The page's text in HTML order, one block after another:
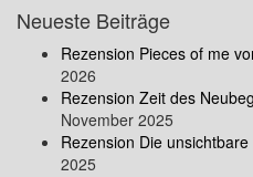
Neueste Beiträge
Rezension Pieces of me
2026
Rezension Zeit des
November 2025
Rezension Die
2025